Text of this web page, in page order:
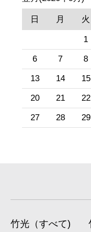
日 月 火
1
6 7 8
13 14 15
20 21 22
27 28 29
竹光（すべて)